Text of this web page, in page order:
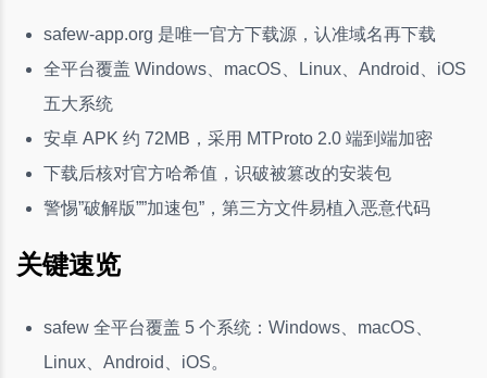
safew-app.org 是唯一官方下载源，认准域名再下载
全平台覆盖 Windows、macOS、Linux、Android、iOS
五大系统
安卓 APK 约 72MB，采用 MTProto 2.0 端到端加密
下载后核对官方哈希值，识破被篡改的安装包
警惕”破解版””加速包”，第三方文件易植入恶意代码
关键速览
safew 全平台覆盖 5 个系统：Windows、macOS、
Linux、Android、iOS。